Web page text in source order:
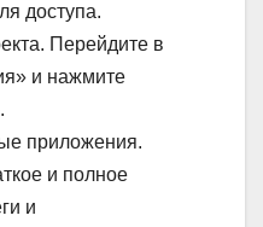
доступа.
Перейдите в
и нажмите
приложения.
и полное
и